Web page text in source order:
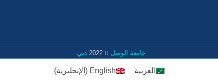
جامعة الوصل 2022 دبي .
العربية English
( الإنجليزية)